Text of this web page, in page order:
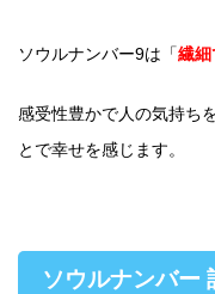
ソウルナンバー9は「繊細
感受性豊かで人の気持ち
とで幸せを感じます。
ソウルナンバー